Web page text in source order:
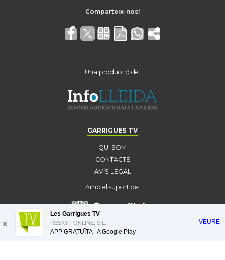
Una producció de:
GARRIGUES TV
QUI SOM
CONTACTE
AVÍS LEGAL
Amb el suport de:
x
Les Garrigues TV
RESKYT-ONLINE, S.L.
APP GRATUÏTA - AGoogle Play
VEURE